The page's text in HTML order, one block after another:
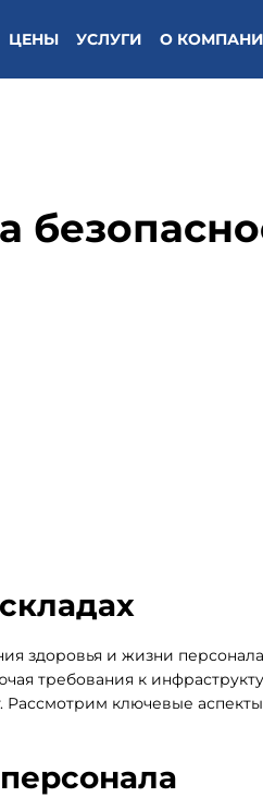
ЦЕНЫ УСЛУГИ О
здоровья и жизни
требования к
Рассмотрим ключевые